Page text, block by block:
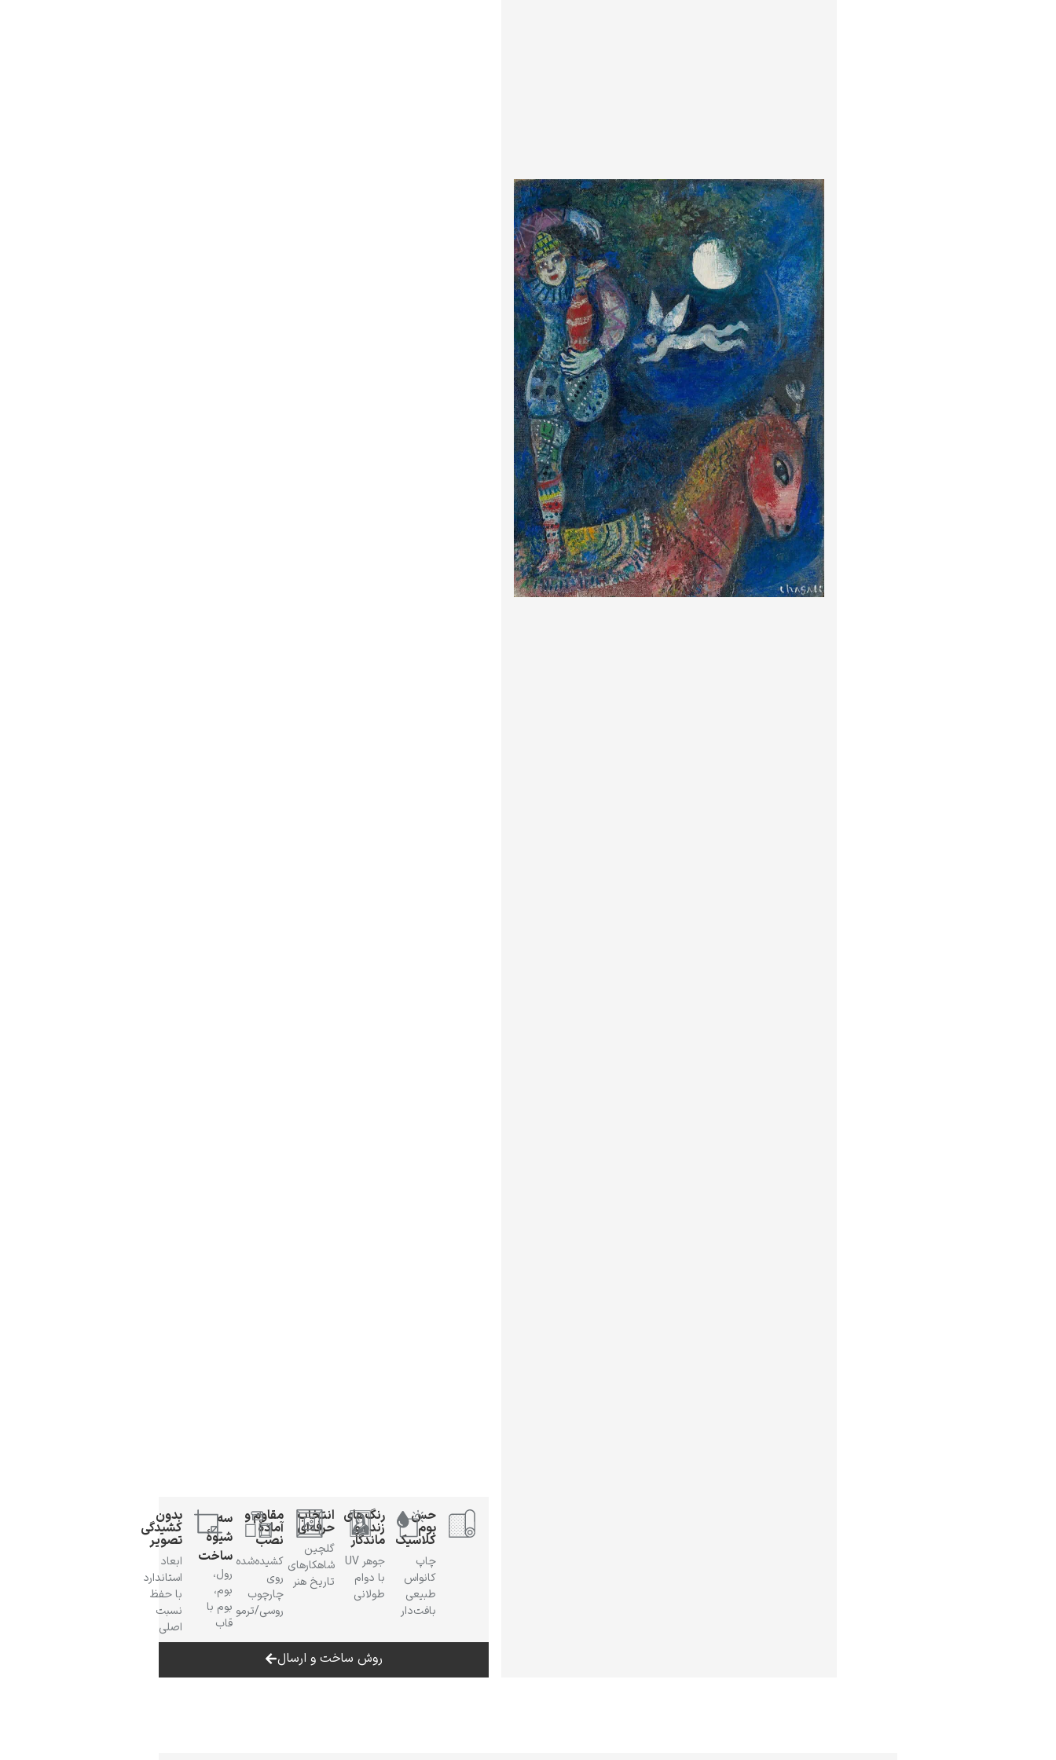
پل سزان
یوهانس فرمیر
پرفروش‌ترین تابلوها
حس
بوم
کلاسیک
چاپ
کانواس
طبیعی
بافت‌دار
رنگ‌های
زنده و
ماندگار
جوهر UV
با دوام
طولانی
انتخاب
حرفه‌ای
گلچین
شاهکارهای
تاریخ هنر
مقاوم و
آمادهٔ
نصب
کشیده‌شده
روی
چارچوب
روسی/ترمو
سه
شیوهٔ
ساخت
رول،
بوم،
بوم با
قاب
بدون
کشیدگی
تصویر
ابعاد
استاندارد
با حفظ
نسبت
اصلی
روش ساخت و ارسال